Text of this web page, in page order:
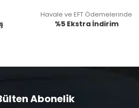
Havale ve EFT Ödemelerinde
%5 Ekstra İndirim
Abonelik